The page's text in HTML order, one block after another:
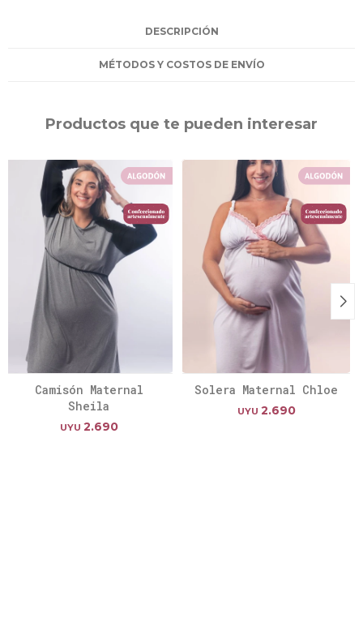
DESCRIPCIÓN
MÉTODOS Y COSTOS DE ENVÍO
Productos que te pueden interesar
Camisón Maternal
Sheila
UYU 2.690
Solera Maternal Chloe
UYU 2.690